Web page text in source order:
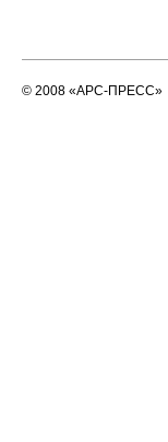
© 2008 «АРС-ПРЕСС»